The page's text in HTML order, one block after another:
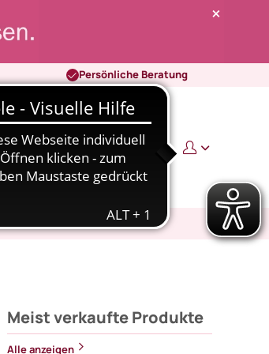
Persönliche Beratung
0 0,00 €
Meist verkaufte Produkte
Alle anzeigen